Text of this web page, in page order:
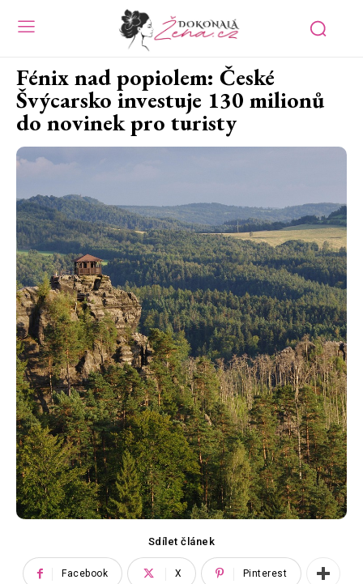
Fénix nad popiolem: České
Švýcarsko investuje 130 milionů
do novinek pro turisty
Sdílet článek
Facebook X Pinterest